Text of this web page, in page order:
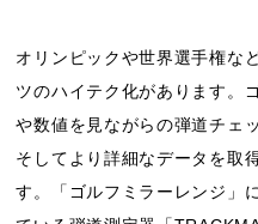
オリンピックや世界選手権な
ツのハイテク化があります。
や数値を見ながらの弾道チェ
そしてより詳細なデータを取
す。「ゴルフミラーレンジ」